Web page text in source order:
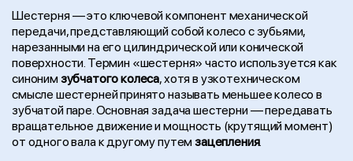
Шестерня — это ключевой компонент механической
передачи, представляющий собой колесо с зубьями,
нарезанными на его цилиндрической или конической
поверхности. Термин «шестерня» часто используется как
синонимзубчатого колеса, хотя в узкотехническом
смысле шестерней принято называть меньшее колесо в
зубчатой паре. Основная задача шестерни — передавать
вращательное движение и мощность (крутящий момент)
от одного вала к другому путемзацепления.